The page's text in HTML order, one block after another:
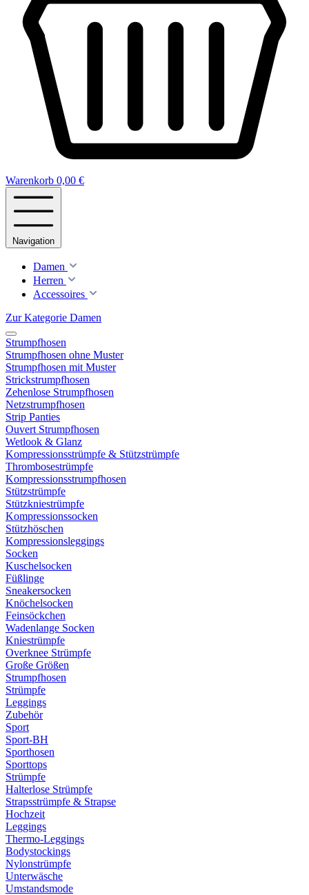
Warenkorb 0,00 €
Navigation
Damen
Herren
Accessoires
Zur Kategorie Damen
Strumpfhosen
Strumpfhosen ohne Muster
Strumpfhosen mit Muster
Strickstrumpfhosen
Zehenlose Strumpfhosen
Netzstrumpfhosen
Strip Panties
Ouvert Strumpfhosen
Wetlook & Glanz
Kompressionsstrümpfe & Stützstrümpfe
Thrombosestrümpfe
Kompressionsstrumpfhosen
Stützstrümpfe
Stützkniestrümpfe
Kompressionssocken
Stützhöschen
Kompressionsleggings
Socken
Kuschelsocken
Füßlinge
Sneakersocken
Knöchelsocken
Feinsöckchen
Wadenlange Socken
Kniestrümpfe
Overknee Strümpfe
Große Größen
Strumpfhosen
Strümpfe
Leggings
Zubehör
Sport
Sport-BH
Sporthosen
Sporttops
Strümpfe
Halterlose Strümpfe
Strapsstrümpfe & Strapse
Hochzeit
Leggings
Thermo-Leggings
Bodystockings
Nylonstrümpfe
Unterwäsche
Umstandsmode